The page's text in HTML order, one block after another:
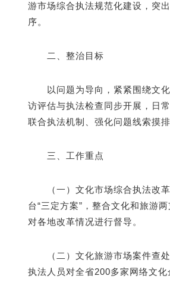
游市场综合执法规范化建设，突
序。
二、整治目标
以问题为导向，紧紧围绕文
访评估与执法检查同步开展，日
联合执法机制、强化问题线索摸
三、工作重点
（一）文化市场综合执法改
台“三定方案”，整合文化和旅游
对各地改革情况进行督导。
（二）文化旅游市场案件查
执法人员对全省200多家网络文